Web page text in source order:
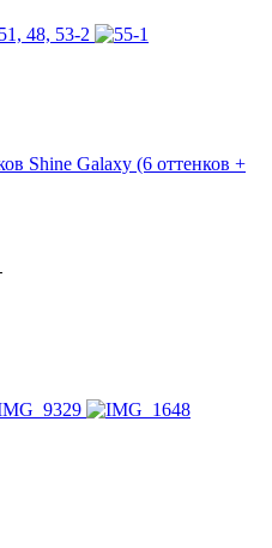
Shine Galaxy (6 оттенков +